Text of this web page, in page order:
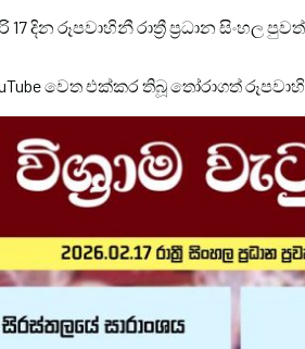
17 දින රූපවාහිනී රාත්‍රී ප්‍රධාන සිංහල
වෙත එක්කර තිබූ තෝරාගත්